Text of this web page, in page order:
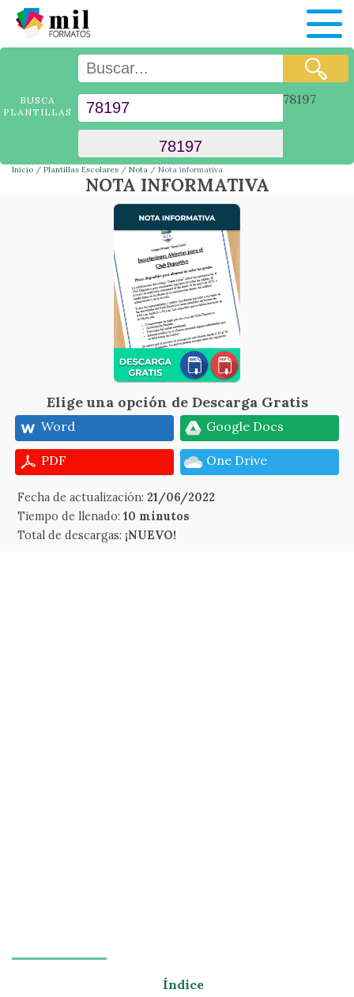
BUSCA
PLANTILLAS
78197
Inicio Plantillas Escolares Nota Nota informativa
NOTA INFORMATIVA
Elige una opción de Descarga Gratis
Word Google Docs
PDF One Drive
Fecha de actualización: 21/06/2022
Tiempo de llenado:10 minutos
Total de descargas: ¡NUEVO!
Índice